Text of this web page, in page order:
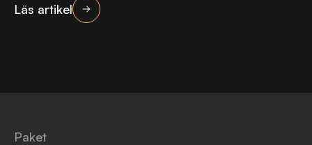
Läs artikel
Paket